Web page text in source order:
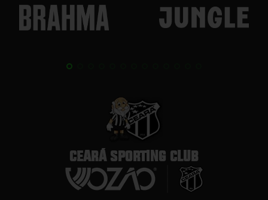
CEARÁ SPORTING CLUB